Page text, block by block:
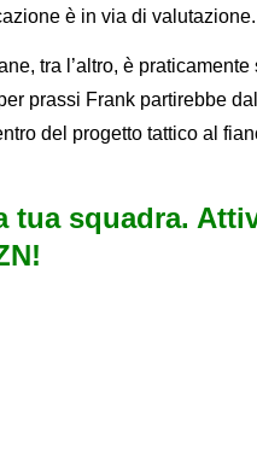
è in via di valutazione.
tra l’altro, è praticamente
prassi Frank partirebbe
del progetto tattico al
tua squadra.